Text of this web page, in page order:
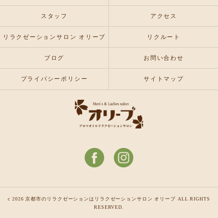
スタッフ アクセス
リラクゼーションサロン オリーブ リクルート
ブログ お問い合わせ
プライバシーポリシー サイトマップ
c 2026 京都市のリラクゼーションはリラクゼーションサロン オリーブ ALL RIGHTS
RESERVED.